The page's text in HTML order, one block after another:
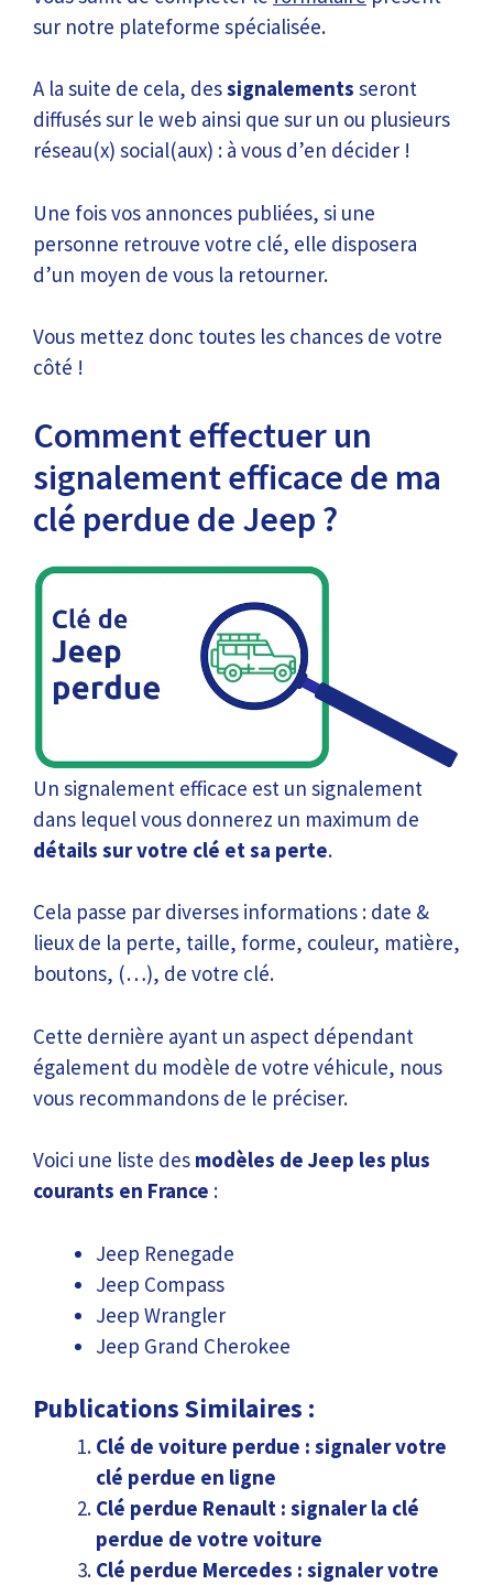
sur notre plateforme spécialisée.
A la suite de cela, dessignalements seront
diffusés sur le web ainsi que sur un ou plusieurs
réseau(x) social(aux) : à vous d’en décider !
Une fois vos annonces publiées, si une
personne retrouve votre clé, elle disposera
d’un moyen de vous la retourner.
Vous mettez donc toutes les chances de votre
côté !
Comment effectuer un
signalement efficace de ma
clé perdue de Jeep ?
Un signalement efficace est un signalement
dans lequel vous donnerez un maximum de
détails sur votre clé et sa perte.
Cela passe par diverses informations : date &
lieux de la perte, taille, forme, couleur, matière,
boutons, (…), de votre clé.
Cette dernière ayant un aspect dépendant
également du modèle de votre véhicule, nous
vous recommandons de le préciser.
Voici une liste des modèles de Jeep les plus
courants en France :
Jeep Renegade
Jeep Compass
Jeep Wrangler
Jeep Grand Cherokee
Publications Similaires :
Clé de voiture perdue : signaler votre
clé perdue en ligne
Clé perdue Renault : signaler la clé
perdue de votre voiture
Clé perdue Mercedes : signaler votre